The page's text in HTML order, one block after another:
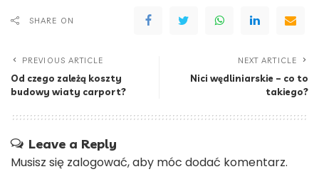
SHARE ON
PREVIOUS ARTICLE
Od czego zależą koszty
budowy wiaty carport?
NEXT ARTICLE
Nici wędliniarskie – co to
takiego?
Leave a Reply
Musisz się zalogować, aby móc dodać komentarz.